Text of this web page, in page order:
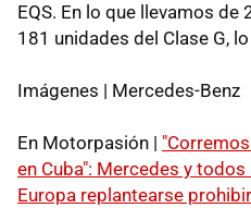
EQS. En lo que llevamos
181 unidades del Clase G,
Imágenes | Mercedes-Benz
En Motorpasión |
en Cuba": Mercedes y
Europa replantearse